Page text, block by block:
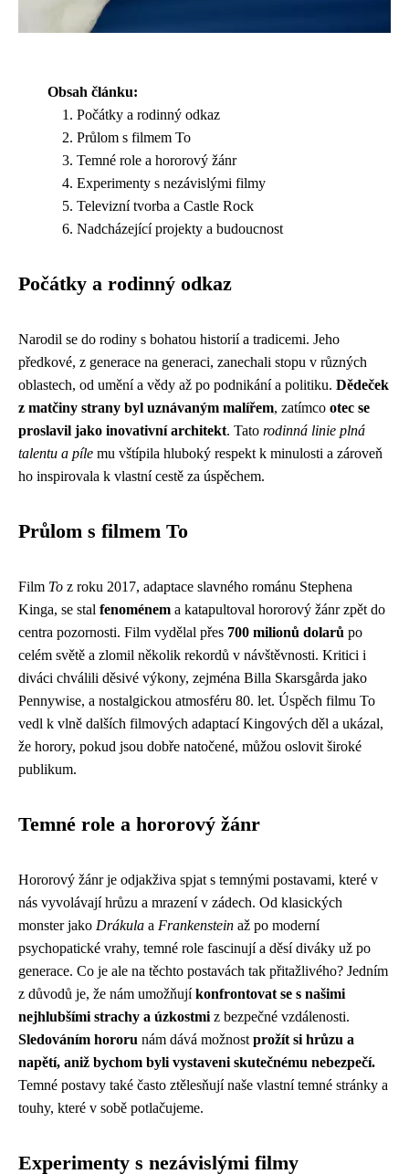
Obsah článku:
Počátky a rodinný odkaz
Průlom s filmem To
Temné role a hororový žánr
Experimenty s nezávislými filmy
Televizní tvorba a Castle Rock
Nadcházející projekty a budoucnost
Počátky a rodinný odkaz
Narodil se do rodiny s bohatou historií a tradicemi. Jeho
předkové, z generace na generaci, zanechali stopu v různých
oblastech, od umění a vědy až po podnikání a politiku. Dědeček
z matčiny strany byl uznávaným malířem, zatímco otec se
proslavil jako inovativní architekt. Tato rodinná linie plná
talentu a píle mu vštípila hluboký respekt k minulosti a zároveň
ho inspirovala k vlastní cestě za úspěchem.
Průlom s filmem To
Film To z roku 2017, adaptace slavného románu Stephena
Kinga, se stal fenoménem a katapultoval hororový žánr zpět do
centra pozornosti. Film vydělal přes 700 milionů dolarů po
celém světě a zlomil několik rekordů v návštěvnosti. Kritici i
diváci chválili děsivé výkony, zejména Billa Skarsgårda jako
Pennywise, a nostalgickou atmosféru 80. let. Úspěch filmu To
vedl k vlně dalších filmových adaptací Kingových děl a ukázal,
že horory, pokud jsou dobře natočené, můžou oslovit široké
publikum.
Temné role a hororový žánr
Hororový žánr je odjakživa spjat s temnými postavami, které v
nás vyvolávají hrůzu a mrazení v zádech. Od klasických
monster jako Drákula a Frankenstein až po moderní
psychopatické vrahy, temné role fascinují a děsí diváky už po
generace. Co je ale na těchto postavách tak přitažlivého? Jedním
z důvodů je, že nám umožňujíkonfrontovat se s našimi
nejhlubšími strachy a úzkostmi z bezpečné vzdálenosti.
Sledováním hororu nám dává možnost prožít si hrůzu a
napětí, aniž bychom byli vystaveni skutečnému nebezpečí.
Temné postavy také často ztělesňují naše vlastní temné stránky a
touhy, které v sobě potlačujeme.
Experimenty s nezávislými filmy